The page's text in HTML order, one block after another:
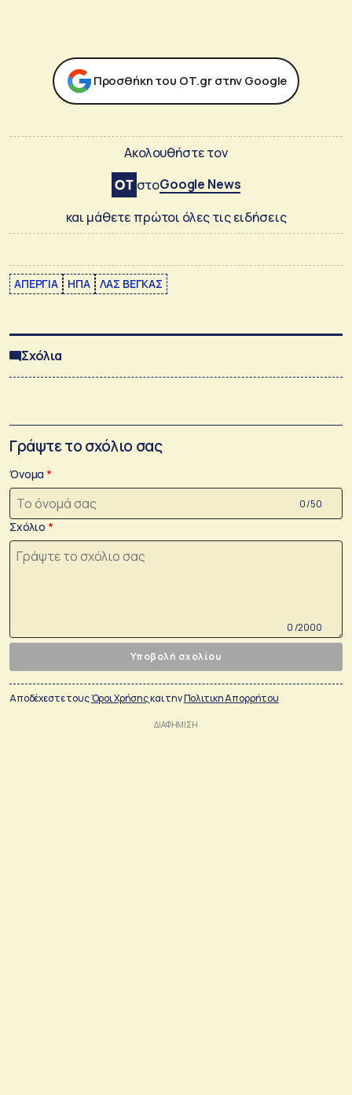
Προσθήκη του ΟΤ.gr στην Google
Ακολουθήστε τον
στοGoogle News
και μάθετε πρώτοι όλες τις ειδήσεις
ΑΠΕΡΓΙΑ ΗΠΑ ΛΑΣ ΒΕΓΚΑΣ
Σχόλια
Γράψτε το σχόλιο σας
Όνομα
0 /50
Σχόλιο
0 /2000
Υποβολή σχολίου
Αποδέχεστε τουςΌροι Χρήσηςκαι τηνΠολιτικη Απορρήτου